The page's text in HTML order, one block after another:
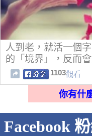
人到老，就活一個
的「境界」，反而
1103觀看
你有什
Facebook